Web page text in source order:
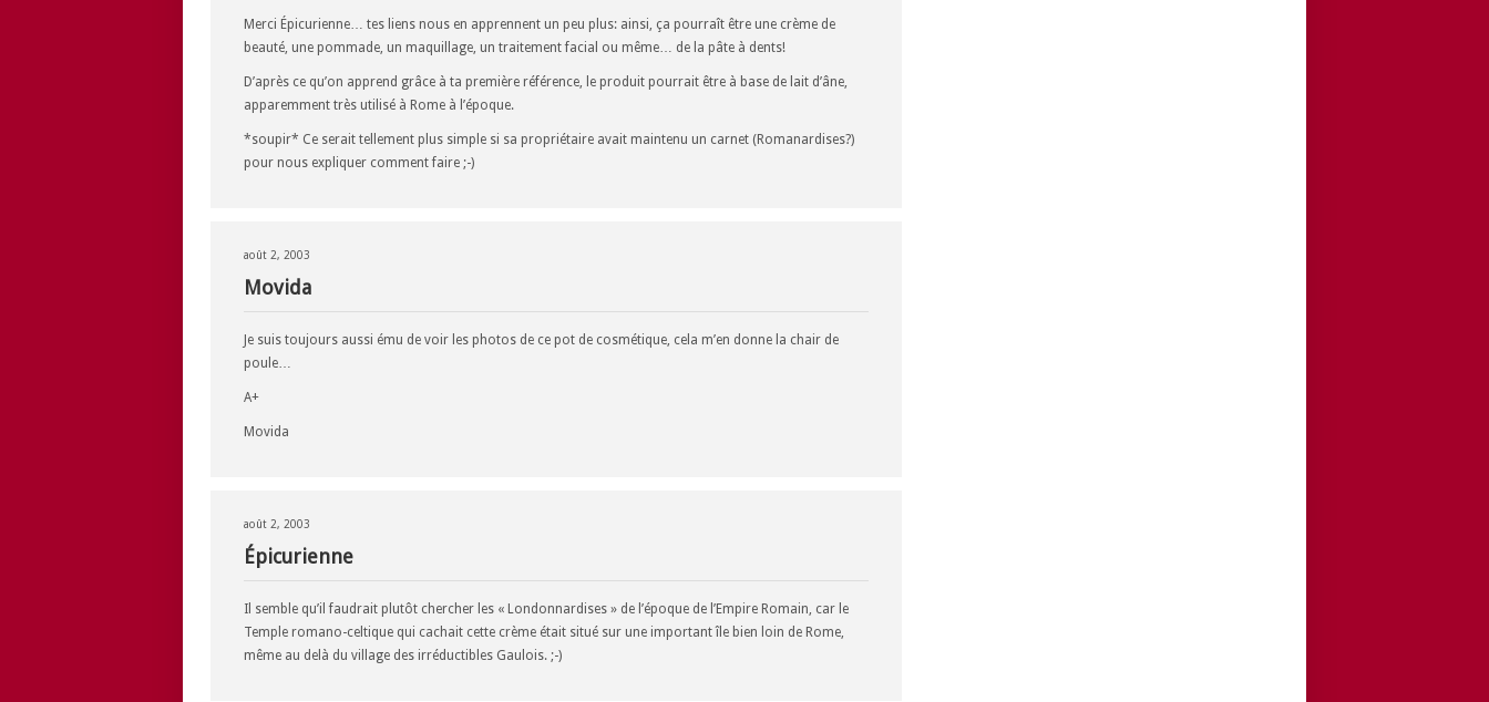
Merci Épicurienne… tes liens nous en apprennent un peu plus: ainsi, ça pourraît être une crème de
beauté, une pommade, un maquillage, un traitement facial ou même… de la pâte à dents!
D’après ce qu’on apprend grâce à ta première référence, le produit pourrait être à base de lait d’âne,
apparemment très utilisé à Rome à l’époque.
*soupir* Ce serait tellement plus simple si sa propriétaire avait maintenu un carnet (Romanardises?)
pour nous expliquer comment faire ;-)
août 2, 2003
Movida
Je suis toujours aussi ému de voir les photos de ce pot de cosmétique, cela m’en donne la chair de
poule…
A+
Movida
août 2, 2003
Épicurienne
Il semble qu’il faudrait plutôt chercher les « Londonnardises » de l’époque de l’Empire Romain, car le
Temple romano-celtique qui cachait cette crème était situé sur une important île bien loin de Rome,
même au delà du village des irréductibles Gaulois. ;-)